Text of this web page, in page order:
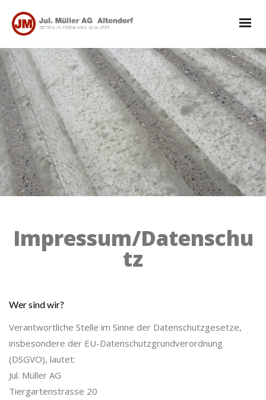
.
Impressum/Datenschu
tz
Wer sind wir?
Verantwortliche Stelle im Sinne der Datenschutzgesetze,
insbesondere der EU-Datenschutzgrundverordnung
(DSGVO), lautet:
Jul. Müller AG
Tiergartenstrasse 20